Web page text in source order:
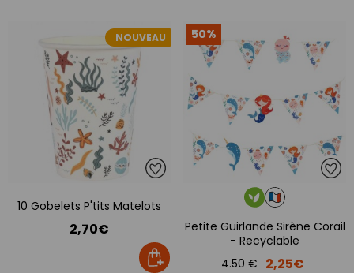
NOUVEAU
10 Gobelets P'tits Matelots
2,70€
50%
Petite Guirlande Sirène Corail
- Recyclable
4.50 € 2,25€